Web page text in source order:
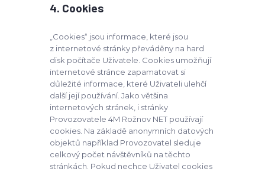
4. Cookies
„Cookies“ jsou informace, které jsou
z internetové stránky převáděny na hard
disk počítače Uživatele. Cookies umožňují
internetové stránce zapamatovat si
důležité informace, které Uživateli ulehčí
další její používání. Jako většina
internetových stránek, i stránky
Provozovatele 4M Rožnov NET používají
cookies. Na základě anonymních datových
objektů například Provozovatel sleduje
celkový počet návštěvníků na těchto
stránkách. Pokud nechce Uživatel cookies